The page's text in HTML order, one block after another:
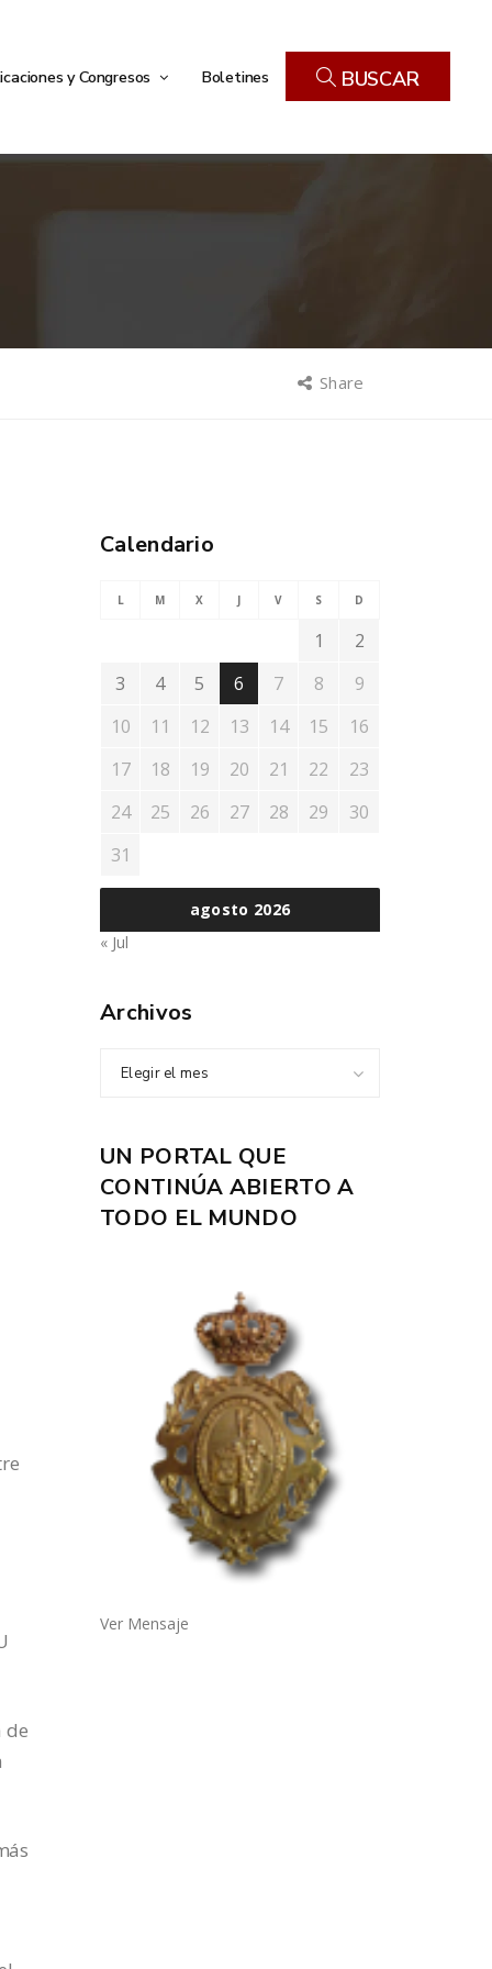
y Congresos Boletines BUSCAR
Share
de
Calendario
agosto 2026
L M X J V S D
1
2
3
4 5 6 7 8
9
10
11 12 13 14 15
16
17
18 19 20 21 22
23
24
25 26 27 28 29
30
31
« Jul
Archivos
Elegir el mes
UN PORTAL QUE
CONTINÚA ABIERTO A
TODO EL MUNDO
Ver Mensaje